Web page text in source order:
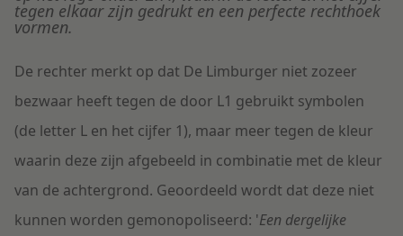
tegen elkaar zijn gedrukt en een perfecte rechthoek
vormen.
De rechter merkt op dat De Limburger niet zozeer
bezwaar heeft tegen de door L1 gebruikt symbolen
(de letter L en het cijfer 1), maar meer tegen de kleur
waarin deze zijn afgebeeld in combinatie met de kleur
van de achtergrond. Geoordeeld wordt dat deze niet
kunnen worden gemonopoliseerd: 'Een dergelijke